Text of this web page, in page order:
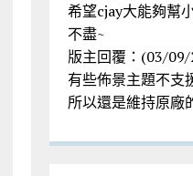
希望cjay大能夠幫
不盡~
版主回覆：(03/
有些佈景主題不支
所以還是維持原廠